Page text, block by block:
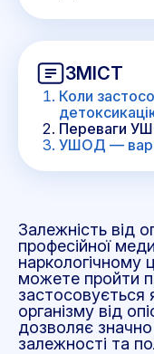
Залежність від
професійної
можете пройти
організму від
дозволяє значно
залежності та
ЗМІСТ
Коли
Переваги
УШОД —